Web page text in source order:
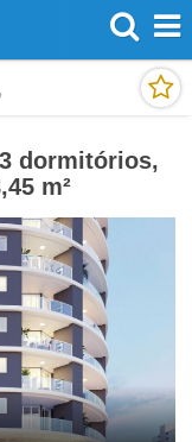
dormitórios,
m²